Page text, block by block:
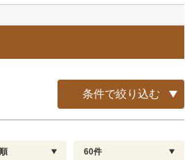
ツ
ッ
条件で絞り込む
60件